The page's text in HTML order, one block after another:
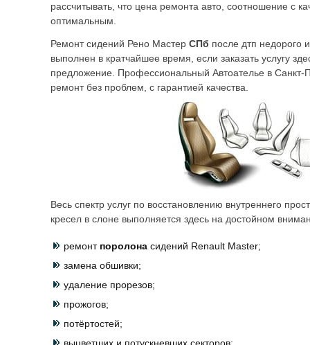
рассчитывать, что цена ремонта авто, соотношение с
оптимальным.
Ремонт сидений Рено Мастер СПб после дтп недорого
выполнен в кратчайшее время, если заказать услугу
предложение. Профессиональный Автоателье в Санкт-
ремонт без проблем, с гарантией качества.
Весь спектр услуг по восстановлению внутреннего
кресел в слоне выполняется здесь на достойном
ремонтпоролона сидений Renault Master;
замена обшивки;
удаление прорезов;
прожогов;
потёртостей;